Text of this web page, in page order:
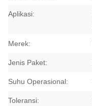
Aplikasi:
Merek:
Jenis Paket:
Suhu Operasional:
Toleransi: